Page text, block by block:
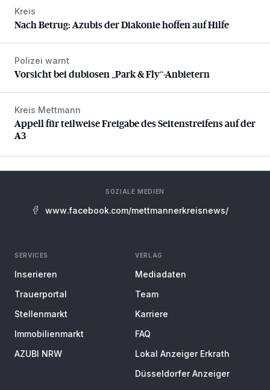
Nach Betrug: Azubis der Diakonie hoffen auf Hilfe
Kreis
Nach Betrug: Azubis der Diakonie hoffen auf Hilfe
Vorsicht bei dubiosen „Park & Fly“-Anbietern
Polizei warnt
Vorsicht bei dubiosen „Park & Fly“-Anbietern
Appell für teilweise Freigabe des Seitenstreifens auf der A3
Kreis Mettmann
Appell für teilweise Freigabe des Seitenstreifens auf der
A3
SOZIALE MEDIEN
www.facebook.com/mettmannerkreisnews/
SERVICES
Inserieren
Trauerportal
Stellenmarkt
Immobilienmarkt
AZUBI NRW
VERLAG
Mediadaten
Team
Karriere
FAQ
Lokal Anzeiger Erkrath
Düsseldorfer Anzeiger